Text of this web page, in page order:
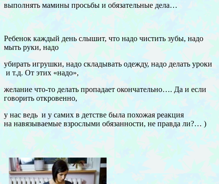
выполнять мамины просьбы и обязательные дела…
Ребенок каждый день слышит, что надо чистить зубы, надо
мыть руки, надо
убирать игрушки, надо складывать одежду, надо делать уроки
и т.д. От этих «надо»,
желание что-то делать пропадает окончательно…. Да и если
говорить откровенно,
у нас ведь и у самих в детстве была похожая реакция
на навязываемые взрослыми обязанности, не правда ли?… )